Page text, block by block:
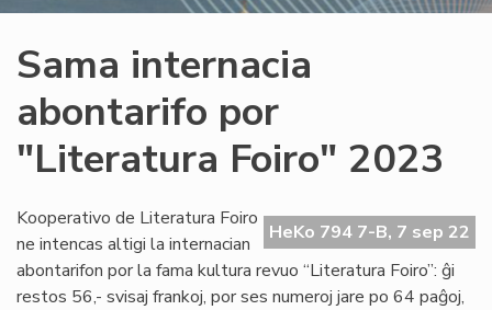
Sama internacia
abontarifo por
"Literatura Foiro" 2023
HeKo 794 7-B, 7 sep 22
Kooperativo de Literatura Foiro
ne intencas altigi la internacian
abontarifon por la fama kultura revuo “Literatura Foiro”: ĝi
restos 56,- svisaj frankoj, por ses numeroj jare po 64 paĝoj,